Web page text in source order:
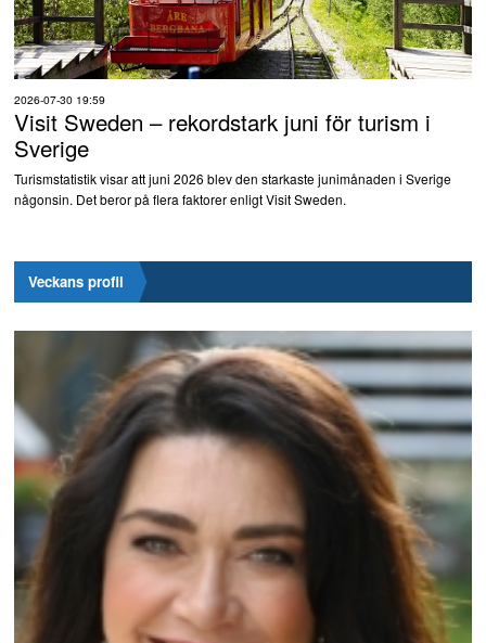
2026-07-30 19:59
Visit Sweden – rekordstark juni för turism i
Sverige
Turismstatistik visar att juni 2026 blev den starkaste junimånaden i Sverige
någonsin. Det beror på flera faktorer enligt Visit Sweden.
Veckans profil